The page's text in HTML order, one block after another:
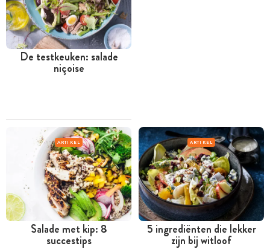
De testkeuken: salade
niçoise
ARTIKEL
Salade met kip: 8
succestips
ARTIKEL
5 ingrediënten die lekker
zijn bij witloof